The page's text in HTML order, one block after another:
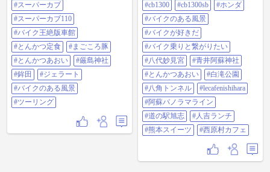
ていたので、バイク王絶版車館に
治療に出していました🚑 ど素人の
私は 怪奇現象かと思っていたので
すが プロが見たところタイヤがボ
コついてました🫣 早いとこ治療し
てもらえて良かったです🥹 そして
朝からカブさん迎えに行って カブ
活スタート🎶 まず、腹ペコを何と
かする為に、お客さんが沢山入っ
ていたトンカツ屋さんに入ってみ
ました! 大正解‼︎お肉がメチャうま
でした🐎 腹ごしらえ終えたらスピ
活！ 鉾田市にある厳島神社へ🛵 広
島県宮島の「厳島神社」より 分霊
を迎えた神社みたいです⛩️ 行って
#スーパーカブ
#スーパーカブ110
#バイク王絶版車館
#とんかつ定食
#まごころ豚
#とんかつあおい
#厳島神社
#鉾田
#ジェラート
#バイクのある風景
#ツーリング
café NISHIHARA〜阿蘇パノラマラ
イン〜道の駅旭志〜南関 #cb1300
#cb1300sb #ホンダ #バイクのある風
景 #バイクが好きだ #バイク乗りと
繋がりたい #八代妙見宮 #青井阿
蘇神社 #とんかつあおい #白滝公園
#八角トンネル #lecafenishihara #阿蘇
パノラマライン #道の駅旭志 #人吉
ランチ #熊本スイーツ #西原村カフ
ェ
#cb1300 #cb1300sb
#ホンダ
#バイクのある風景
#バイクが好きだ
#バイク乗りと繋がりたい
#八代妙見宮
#青井阿蘇神社
#とんかつあおい
#白滝公園
#八角トンネル
#lecafenishihara
#阿蘇パノラマライン
#道の駅旭志
#人吉ランチ
#熊本スイーツ
#西原村カフェ